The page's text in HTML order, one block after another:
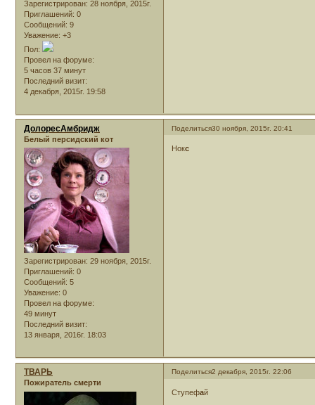
Зарегистрирован: 28 ноября, 2015г.
Приглашений: 0
Сообщений: 9
Уважение: +3
Пол:
Провел на форуме:
5 часов 37 минут
Последний визит:
4 декабря, 2015г. 19:58
Поделиться30 ноября, 2015г. 20:41
ДолоресАмбридж
Белый персидский кот
Зарегистрирован: 29 ноября, 2015г.
Приглашений: 0
Сообщений: 5
Уважение: 0
Провел на форуме:
49 минут
Последний визит:
13 января, 2016г. 18:03
Нокс
Поделиться2 декабря, 2015г. 22:06
ТВАРЬ
Пожиратель смерти
Ступефай